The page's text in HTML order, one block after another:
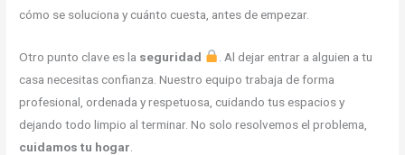
cómo se soluciona y cuánto cuesta, antes de empezar.
Otro punto clave es la seguridad
. Al dejar entrar a alguien a tu
casa necesitas confianza. Nuestro equipo trabaja de forma
profesional, ordenada y respetuosa, cuidando tus espacios y
dejando todo limpio al terminar. No solo resolvemos el problema,
cuidamos tu hogar